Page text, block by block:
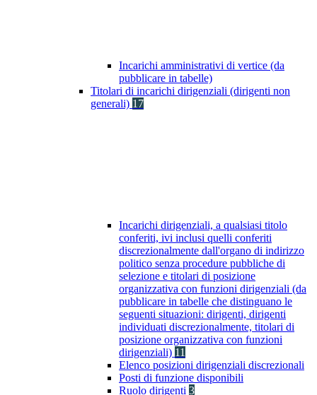
Incarichi amministrativi di vertice (da
pubblicare in tabelle)
Titolari di incarichi dirigenziali (dirigenti non
generali) 17
Incarichi dirigenziali, a qualsiasi titolo
conferiti, ivi inclusi quelli conferiti
discrezionalmente dall'organo di indirizzo
politico senza procedure pubbliche di
selezione e titolari di posizione
organizzativa con funzioni dirigenziali (da
pubblicare in tabelle che distinguano le
seguenti situazioni: dirigenti, dirigenti
individuati discrezionalmente, titolari di
posizione organizzativa con funzioni
dirigenziali) 11
Elenco posizioni dirigenziali discrezionali
Posti di funzione disponibili
Ruolo dirigenti 3